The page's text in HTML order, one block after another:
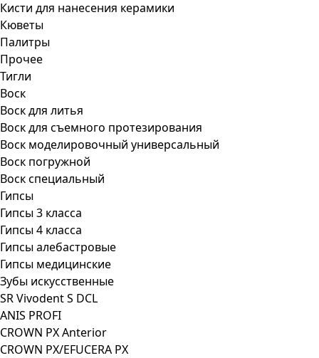
Кисти для нанесения керамики
Кюветы
Палитры
Прочее
Тигли
Воск
Воск для литья
Воск для съемного протезирования
Воск моделировочный универсальный
Воск погружной
Воск специальный
Гипсы
Гипсы 3 класса
Гипсы 4 класса
Гипсы алебастровые
Гипсы медицинские
Зубы искусственные
SR Vivodent S DCL
ANIS PROFI
CROWN PX Anterior
CROWN PX/EFUCERA PX